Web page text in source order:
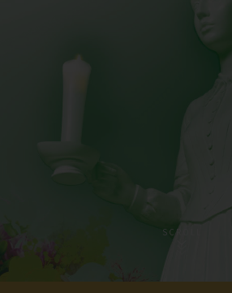
資料請求
SCROLL